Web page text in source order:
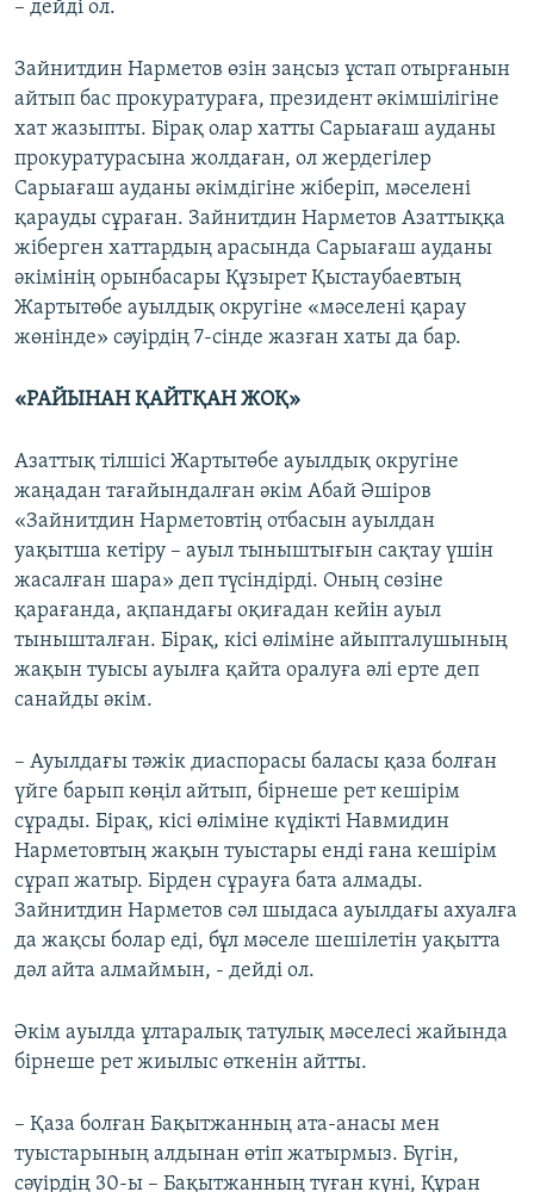
– дейді ол.
Зайнитдин Нарметов өзін заңсыз ұстап отырғанын
айтып бас прокуратураға, президент әкімшілігіне
хат жазыпты. Бірақ олар хатты Сарыағаш ауданы
прокуратурасына жолдаған, ол жердегілер
Сарыағаш ауданы әкімдігіне жіберіп, мәселені
қарауды сұраған. Зайнитдин Нарметов Азаттыққа
жіберген хаттардың арасында Сарыағаш ауданы
әкімінің орынбасары Құзырет Қыстаубаевтың
Жартытөбе ауылдық округіне «мәселені қарау
жөнінде» сәуірдің 7-сінде жазған хаты да бар.
«РАЙЫНАН ҚАЙТҚАН ЖОҚ»
Азаттық тілшісі Жартытөбе ауылдық округіне
жаңадан тағайындалған әкім Абай Әшіров
«Зайнитдин Нарметовтің отбасын ауылдан
уақытша кетіру – ауыл тыныштығын сақтау үшін
жасалған шара» деп түсіндірді. Оның сөзіне
қарағанда, ақпандағы оқиғадан кейін ауыл
тынышталған. Бірақ, кісі өліміне айыпталушының
жақын туысы ауылға қайта оралуға әлі ерте деп
санайды әкім.
– Ауылдағы тәжік диаспорасы баласы қаза болған
үйге барып көңіл айтып, бірнеше рет кешірім
сұрады. Бірақ, кісі өліміне күдікті Навмидин
Нарметовтың жақын туыстары енді ғана кешірім
сұрап жатыр. Бірден сұрауға бата алмады.
Зайнитдин Нарметов сәл шыдаса ауылдағы ахуалға
да жақсы болар еді, бұл мәселе шешілетін уақытта
дәл айта алмаймын, - дейді ол.
Әкім ауылда ұлтаралық татулық мәселесі жайында
бірнеше рет жиылыс өткенін айтты.
– Қаза болған Бақытжанның ата-анасы мен
туыстарының алдынан өтіп жатырмыз. Бүгін,
сәуірдің 30-ы – Бақытжанның туған күні, Құран